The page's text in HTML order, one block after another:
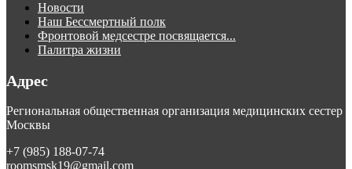
Новости
Наш Бессмертный полк
Фронтовой медсестре посвящается...
Палитра жизни
Адрес
Региональная общественная организация медицинских сестер
Москвы
+7 (985) 188-07-74
roomsmsk19@gmail.com